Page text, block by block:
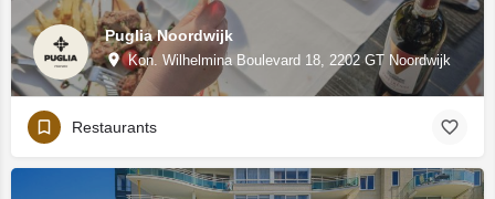
Puglia Noordwijk
Kon. Wilhelmina Boulevard 18, 2202 GT Noordwijk
Restaurants